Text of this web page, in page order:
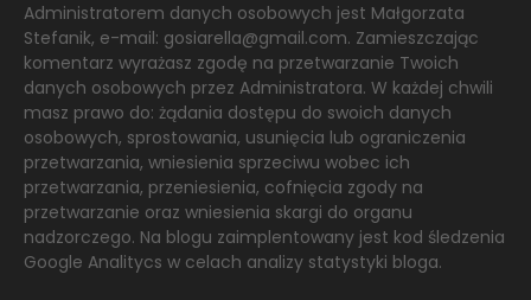
Administratorem danych osobowych jest Małgorzata
Stefanik, e-mail: gosiarella@gmail.com. Zamieszczając
komentarz wyrażasz zgodę na przetwarzanie Twoich
danych osobowych przez Administratora. W każdej chwili
masz prawo do: żądania dostępu do swoich danych
osobowych, sprostowania, usunięcia lub ograniczenia
przetwarzania, wniesienia sprzeciwu wobec ich
przetwarzania, przeniesienia, cofnięcia zgody na
przetwarzanie oraz wniesienia skargi do organu
nadzorczego. Na blogu zaimplentowany jest kod śledzenia
Google Analitycs w celach analizy statystyki bloga.